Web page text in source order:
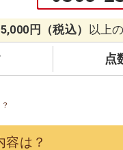
円（税込） 以上
点
は？